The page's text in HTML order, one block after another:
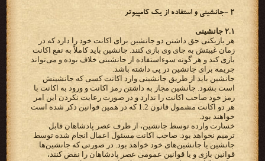
۲ -جانشینی و استفاده از یک کامپیوتر
۲.۱ جانشینی
هر بازیکنی حق داشتن دو جانشین برای اکانت خود را دارد که در
زمان غیبتش به جای وی بازی کنند. جانشین باید کاملاً به نفع اکانت
بازی کند و هر گونه سوءاستفاده از جانشینی خلاف بوده و می‌تواند
جریمه برای جانشین در پی داشته باشد.
جانشین باید از طریق جانشینی وارد اکانت کسی که جانشینش
است بشود. جانشین مجاز به داشتن رمز اکانت و ورود به اکانت با
رمز خود صاحب اکانت را ندارد و در صورت رعایت نکردن این امر
هر دو اکانت مشمول قانون 1.2 که در همین قوانین ذکر شده است
خواهند بود.
خسارت وارده توسط جانشین، از طرف عصر پادشاهان قابل
ترمیم نخواهد بود. صاحب اکانت مسئول اعمال انجام شده توسط
جانشین یا جانشین‌های خود خواهد بود. در صورتی که جانشین‌ها
قوانین بازی و یا قوانین عمومی عصر پادشاهان را نقض کنند،